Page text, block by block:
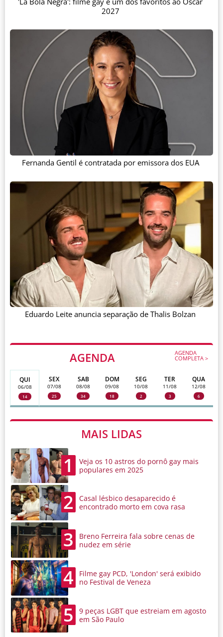
AGENDA AGENDA
COMPLETA >
QUI
06/08
14
SEX
07/08
25
SAB
08/08
34
DOM
09/08
18
SEG
10/08
2
TER
11/08
3
QUA
12/08
6
MAIS LIDAS
1
Veja os 10 astros do pornô gay mais
populares em 2025
2
Casal lésbico desaparecido é
encontrado morto em cova rasa
3
Breno Ferreira fala sobre cenas de
nudez em série
4
Filme gay PCD, 'London' será exibido
no Festival de Veneza
5
9 peças LGBT que estreiam em agosto
em São Paulo
2027
Fernanda Gentil é contratada por emissora dos EUA
Eduardo Leite anuncia separação de Thalis Bolzan